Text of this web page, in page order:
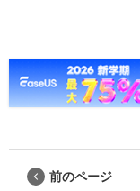
前のページ